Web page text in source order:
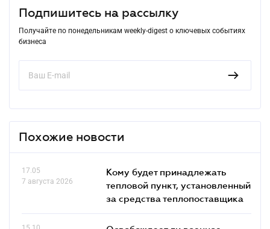
Подпишитесь на рассылку
Получайте по понедельникам weekly-digest о ключевых событиях
бизнеса
Похожие новости
17.05
7 августа 2026
Кому будет принадлежать
тепловой пункт, установленный
за средства теплопоставщика